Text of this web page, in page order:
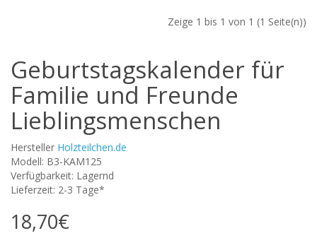
Zeige 1 bis 1 von 1 (1 Seite(n))
Geburtstagskalender für
Familie und Freunde
Lieblingsmenschen
Hersteller Holzteilchen.de
Modell: B3-KAM125
Verfügbarkeit: Lagernd
Lieferzeit: 2-3 Tage*
18,70€